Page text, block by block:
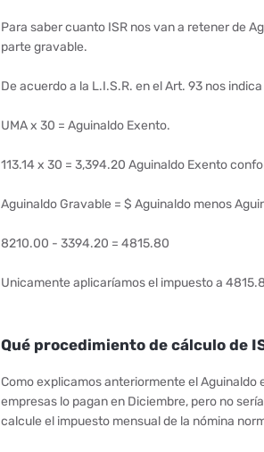
Para saber cuanto ISR nos van a retener de
parte gravable.
De acuerdo a la L.I.S.R. en el Art. 93 nos
UMA x 30 = Aguinaldo Exento.
113.14 x 30 = 3,394.20 Aguinaldo Exento
Aguinaldo Gravable = $ Aguinaldo menos
8210.00 - 3394.20 = 4815.80
Unicamente aplicaríamos el impuesto a
Qué procedimiento de cálculo de
Como explicamos anteriormente el Aguinaldo
empresas lo pagan en Diciembre, pero no
calcule el impuesto mensual de la nómina